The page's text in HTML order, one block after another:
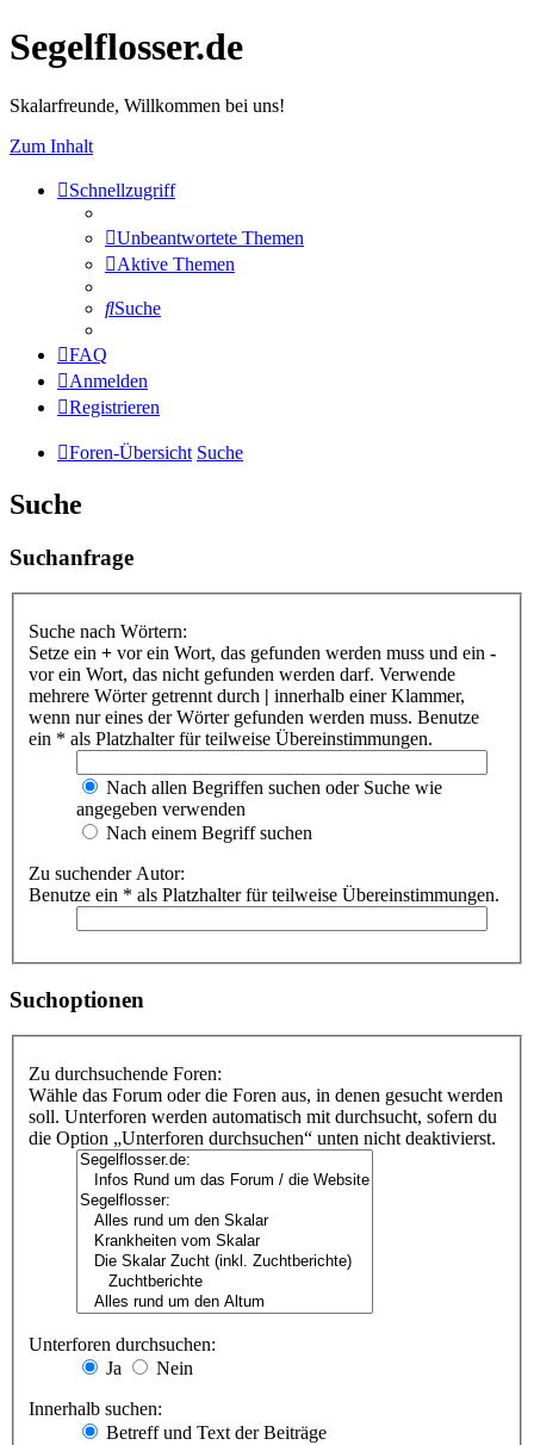
Segelflosser.de
Skalarfreunde, Willkommen bei uns!
Zum Inhalt
Schnellzugriff
Unbeantwortete Themen
Aktive Themen
Suche
FAQ
Anmelden
Registrieren
Foren-Übersicht Suche
Suche
Suchanfrage
Suche nach Wörtern:
Setze ein + vor ein Wort, das gefunden werden muss und ein -
vor ein Wort, das nicht gefunden werden darf. Verwende
mehrere Wörter getrennt durch | innerhalb einer Klammer,
wenn nur eines der Wörter gefunden werden muss. Benutze
ein * als Platzhalter für teilweise Übereinstimmungen.
Nach allen Begriffen suchen oder Suche wie
angegeben verwenden
Nach einem Begriff suchen
Zu suchender Autor:
Benutze ein * als Platzhalter für teilweise Übereinstimmungen.
Suchoptionen
Zu durchsuchende Foren:
Wähle das Forum oder die Foren aus, in denen gesucht werden
soll. Unterforen werden automatisch mit durchsucht, sofern du
die Option „Unterforen durchsuchen“ unten nicht deaktivierst.
Unterforen durchsuchen:
Ja
Nein
Innerhalb suchen:
Betreff und Text der Beiträge